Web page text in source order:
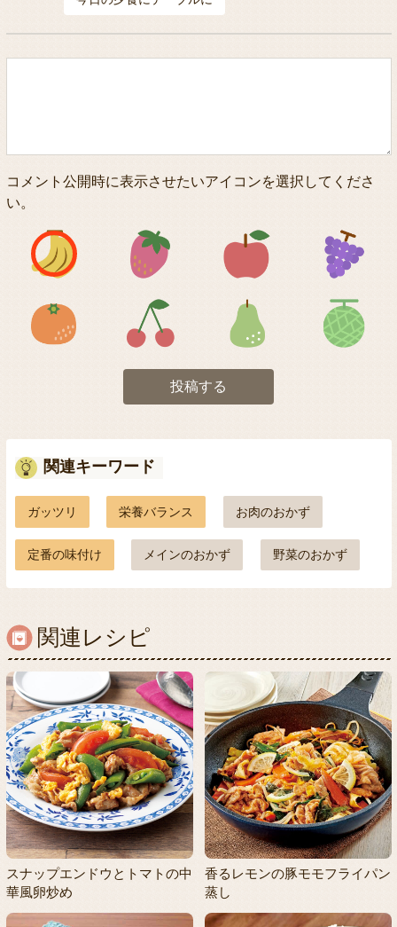
コメント公開時に表示させたいアイコンを選択してくださ
い。
アイコン1 アイコン2 アイコン3
アイコン5 アイコン6 アイコン7
投稿する
関連キーワード
ガッツリ 栄養バランス お肉のおかず
定番の味付け メインのおかず 野菜のおかず
関連レシピ
スナップエンドウとトマトの中
華風卵炒め
香るレモンの豚モモフライパン
蒸し